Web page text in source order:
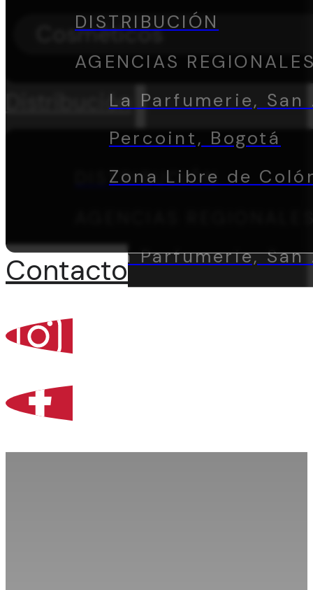
Cosméticos
Distribución
DISTRIBUCIÓN
La Parfumerie,
Percoint, Bogotá
Contacto
DISTRIBUCIÓN
AGENCIAS
La Parfumerie,
Percoint, Bogotá
Zona Libre de
Contacto